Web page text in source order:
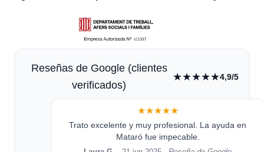
Reseñas de Google (clientes
verificados)
★★★★★4,9/5
★★★★★
Trato excelente y muy profesional. La ayuda en
Mataró fue impecable.